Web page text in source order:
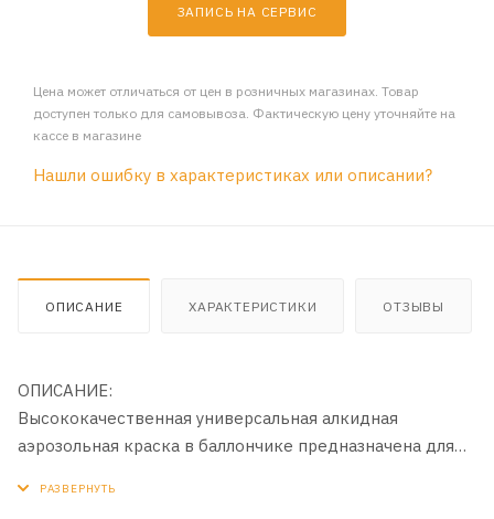
ЗАПИСЬ НА СЕРВИС
Цена может отличаться от цен в розничных магазинах. Товар
доступен только для самовывоза. Фактическую цену уточняйте на
кассе в магазине
Нашли ошибку в характеристиках или описании?
ОПИСАНИЕ ХАРАКТЕРИСТИКИ ОТЗЫВЫ
ОПИСАНИЕ:
Высококачественная универсальная алкидная
аэрозольная краска в баллончике предназначена для